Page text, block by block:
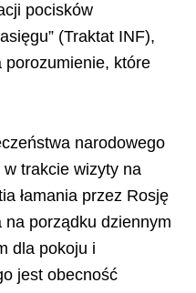
pocisków
(Traktat INF),
porozumienie, które
narodowego
w trakcie wizyty na
łamania przez Rosję
porządku dziennym
dla pokoju i
jest obecność